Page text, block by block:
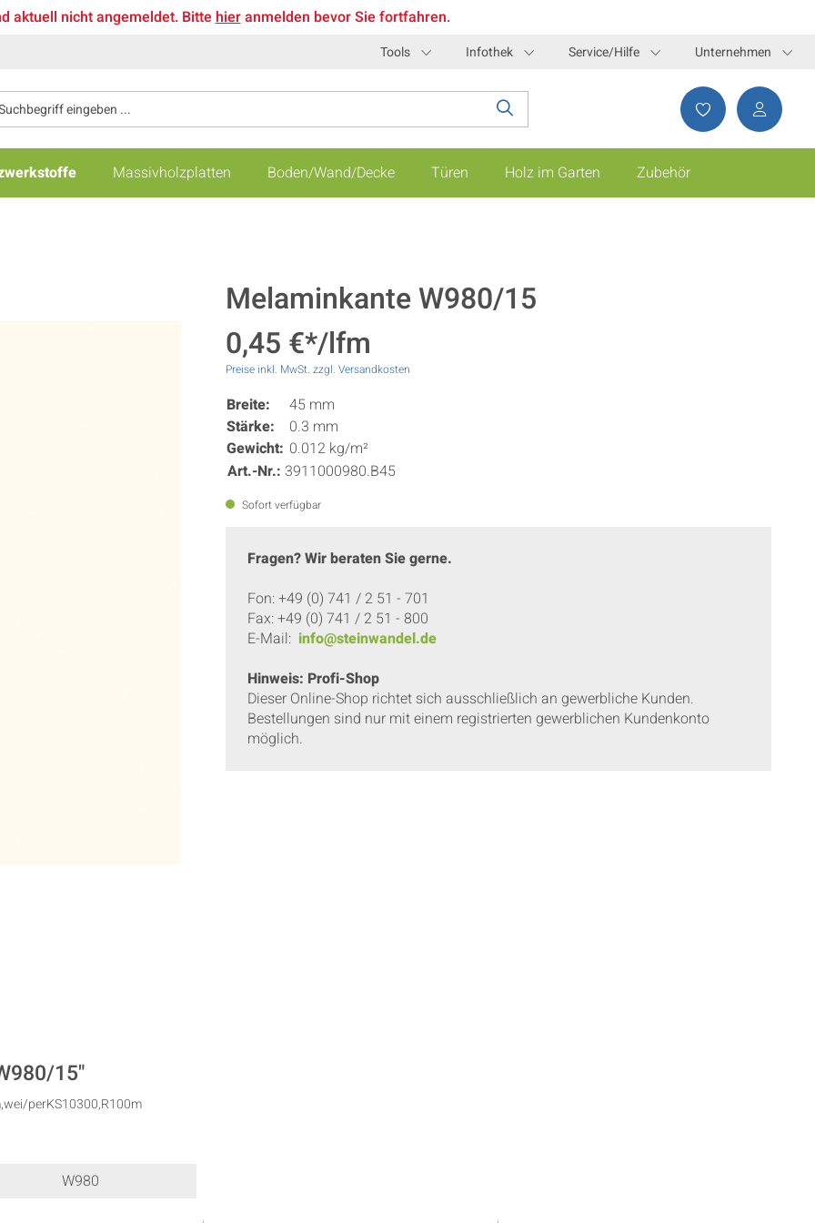
aktuell nicht angemeldet. Bittehieranmelden bevor Sie fortfahren.
Tools Infothek Service/Hilfe Unternehmen
Massivholzplatten Boden/Wand/Decke Türen Holz im Garten Zubehör
Melaminkante W980/15
0,45 €*/lfm
Preise inkl. MwSt. zzgl. Versandkosten
Breite:
45 mm
Stärke:
0.3 mm
Gewicht: 0.012 kg/m²
Art.-Nr.: 3911000980.B45
Sofort verfügbar
Fragen? Wir beraten Sie gerne.
Fon: +49 (0) 741 / 2 51 - 701
Fax: +49 (0) 741 / 2 51 - 800
E-Mail: info@steinwandel.de
Hinweis: Profi-Shop
Dieser Online-Shop richtet sich ausschließlich an gewerbliche Kunden.
Bestellungen sind nur mit einem registrierten gewerblichen Kundenkonto
möglich.
15"
perKS10300,R100m
W980